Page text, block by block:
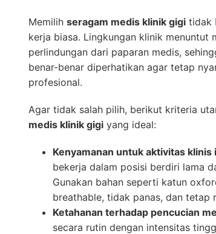
Memilih seragam medis klinik gigi tidak
kerja biasa. Lingkungan klinik menuntut
perlindungan dari paparan medis,
benar-benar diperhatikan agar tetap
profesional.
Agar tidak salah pilih, berikut kriteria
medis klinik gigi yang ideal:
Kenyamanan untuk aktivitas klinis
bekerja dalam posisi berdiri lama
Gunakan bahan seperti katun
breathable, tidak panas, dan tetap
Ketahanan terhadap pencucian
secara rutin dengan intensitas